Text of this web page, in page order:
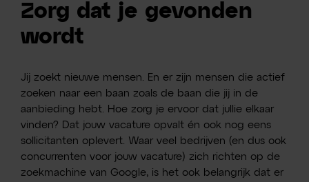
Zorg dat je gevonden
wordt
Jij zoekt nieuwe mensen. En er zijn mensen die actief
zoeken naar een baan zoals de baan die jij in de
aanbieding hebt. Hoe zorg je ervoor dat jullie elkaar
vinden? Dat jouw vacature opvalt én ook nog eens
sollicitanten oplevert. Waar veel bedrijven (en dus ook
concurrenten voor jouw vacature) zich richten op de
zoekmachine van Google, is het ook belangrijk dat er